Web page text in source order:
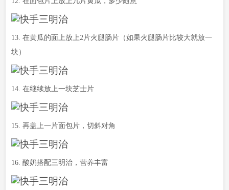
13. 在黄瓜的面上放上2片火腿肠片（如果火腿肠片比较大就放一
块）
14. 在继续放上一块芝士片
15. 再盖上一片面包片，切斜对角
16. 酸奶搭配三明治，营养丰富